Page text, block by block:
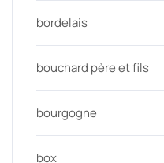
bordelais
bouchard père et fils
bourgogne
box